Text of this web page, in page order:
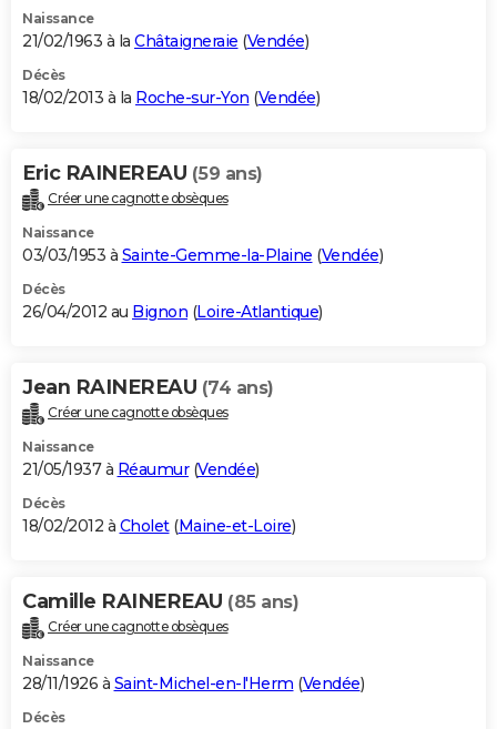
Naissance
21/02/1963 à la Châtaigneraie (Vendée)
Décès
18/02/2013 à la Roche-sur-Yon (Vendée)
Eric RAINEREAU (59 ans)
Créer une cagnotte obsèques
Naissance
03/03/1953 à Sainte-Gemme-la-Plaine (Vendée)
Décès
26/04/2012 au Bignon (Loire-Atlantique)
Jean RAINEREAU (74 ans)
Créer une cagnotte obsèques
Naissance
21/05/1937 à Réaumur(Vendée)
Décès
18/02/2012 à Cholet(Maine-et-Loire)
Camille RAINEREAU (85 ans)
Créer une cagnotte obsèques
Naissance
28/11/1926 à Saint-Michel-en-l'Herm (Vendée)
Décès